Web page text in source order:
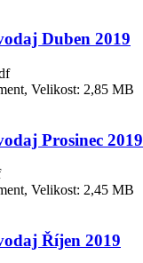
Duben 2019
Velikost: 2,85 MB
Prosinec 2019
Velikost: 2,45 MB
Říjen 2019